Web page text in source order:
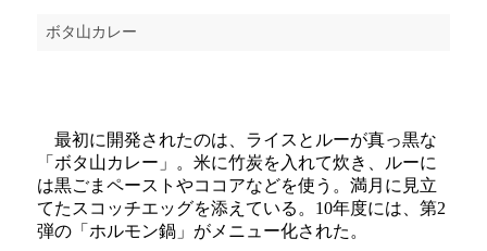
ボタ山カレー
最初に開発されたのは、ライスとルーが真っ黒な
「ボタ山カレー」。米に竹炭を入れて炊き、ルーに
は黒ごまペーストやココアなどを使う。満月に見立
てたスコッチエッグを添えている。10年度には、第2
弾の「ホルモン鍋」がメニュー化された。